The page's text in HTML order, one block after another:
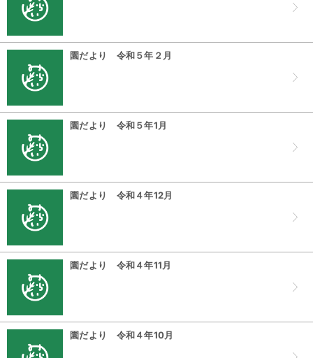
園だより 令和５年２月
園だより 令和５年1月
園だより 令和４年12月
園だより 令和４年11月
園だより 令和４年10月